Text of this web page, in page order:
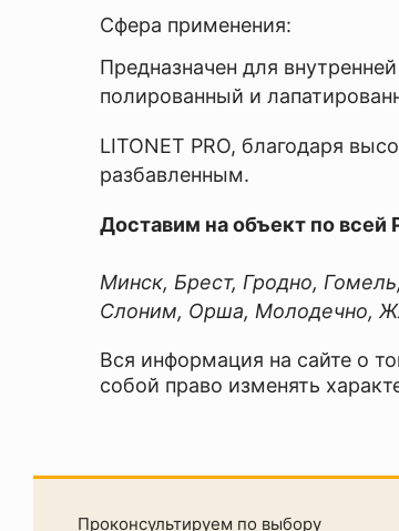
Сфера применения:
Предназначен для
полированный и
LITONET PRO, благодаря
разбавленным.
Ваше
имя
—
Доставим на объект по всей
Минск, Брест, Гродно,
Слоним, Орша, Молодечно,
Вся информация на сайте о
собой право изменять
Проконсультируем по выбору